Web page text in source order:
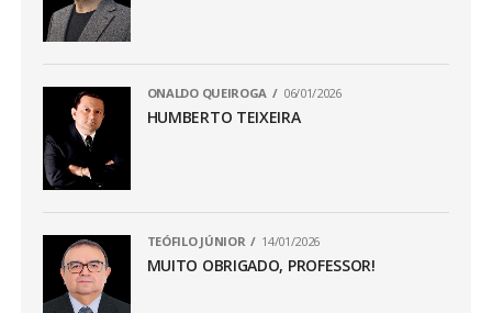
ONALDO QUEIROGA 06/01/2026
HUMBERTO TEIXEIRA
TEÓFILO JÚNIOR 14/01/2026
MUITO OBRIGADO, PROFESSOR!